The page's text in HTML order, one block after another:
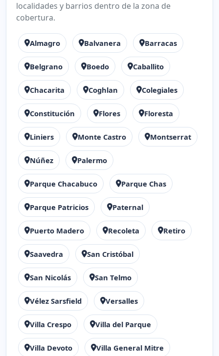
localidades y barrios dentro de la zona de
cobertura.
Almagro Balvanera Barracas
Belgrano Boedo Caballito
Chacarita Coghlan Colegiales
Constitución Flores Floresta
Liniers Monte Castro Montserrat
Núñez Palermo
Parque Chacabuco Parque Chas
Parque Patricios Paternal
Puerto Madero Recoleta Retiro
Saavedra San Cristóbal
San Nicolás San Telmo
Vélez Sarsfield Versalles
Villa Crespo Villa del Parque
Villa Devoto Villa General Mitre